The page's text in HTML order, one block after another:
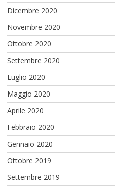
Dicembre 2020
Novembre 2020
Ottobre 2020
Settembre 2020
Luglio 2020
Maggio 2020
Aprile 2020
Febbraio 2020
Gennaio 2020
Ottobre 2019
Settembre 2019